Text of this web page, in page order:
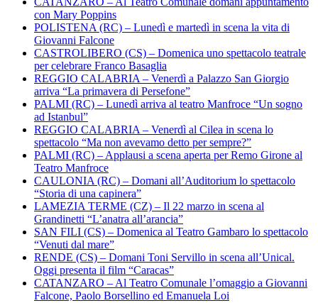
con Mary Poppins
POLISTENA (RC) – Lunedì e martedì in scena la vita di
Giovanni Falcone
CASTROLIBERO (CS) – Domenica uno spettacolo teatrale
per celebrare Franco Basaglia
REGGIO CALABRIA – Venerdì a Palazzo San Giorgio
arriva “La primavera di Persefone”
PALMI (RC) – Lunedì arriva al teatro Manfroce “Un sogno
ad Istanbul”
REGGIO CALABRIA – Venerdì al Cilea in scena lo
spettacolo “Ma non avevamo detto per sempre?”
PALMI (RC) – Applausi a scena aperta per Remo Girone al
Teatro Manfroce
CAULONIA (RC) – Domani all’Auditorium lo spettacolo
“Storia di una capinera”
LAMEZIA TERME (CZ) – Il 22 marzo in scena al
Grandinetti “L’anatra all’arancia”
SAN FILI (CS) – Domenica al Teatro Gambaro lo spettacolo
“Venuti dal mare”
RENDE (CS) – Domani Toni Servillo in scena all’Unical.
Oggi presenta il film “Caracas”
CATANZARO – Al Teatro Comunale l’omaggio a Giovanni
Falcone, Paolo Borsellino ed Emanuela Loi